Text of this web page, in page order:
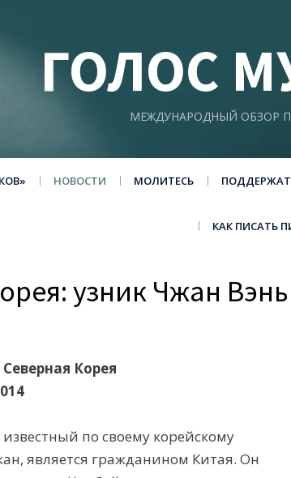
ГОЛОС
МЕЖДУНАРОДНЫЙ ОБЗОР
НОВОСТИ МОЛИТЕСЬ
КАК ПИСАТЬ
узник Чжан
Корея
по своему корейскому
является гражданином Китая. Он